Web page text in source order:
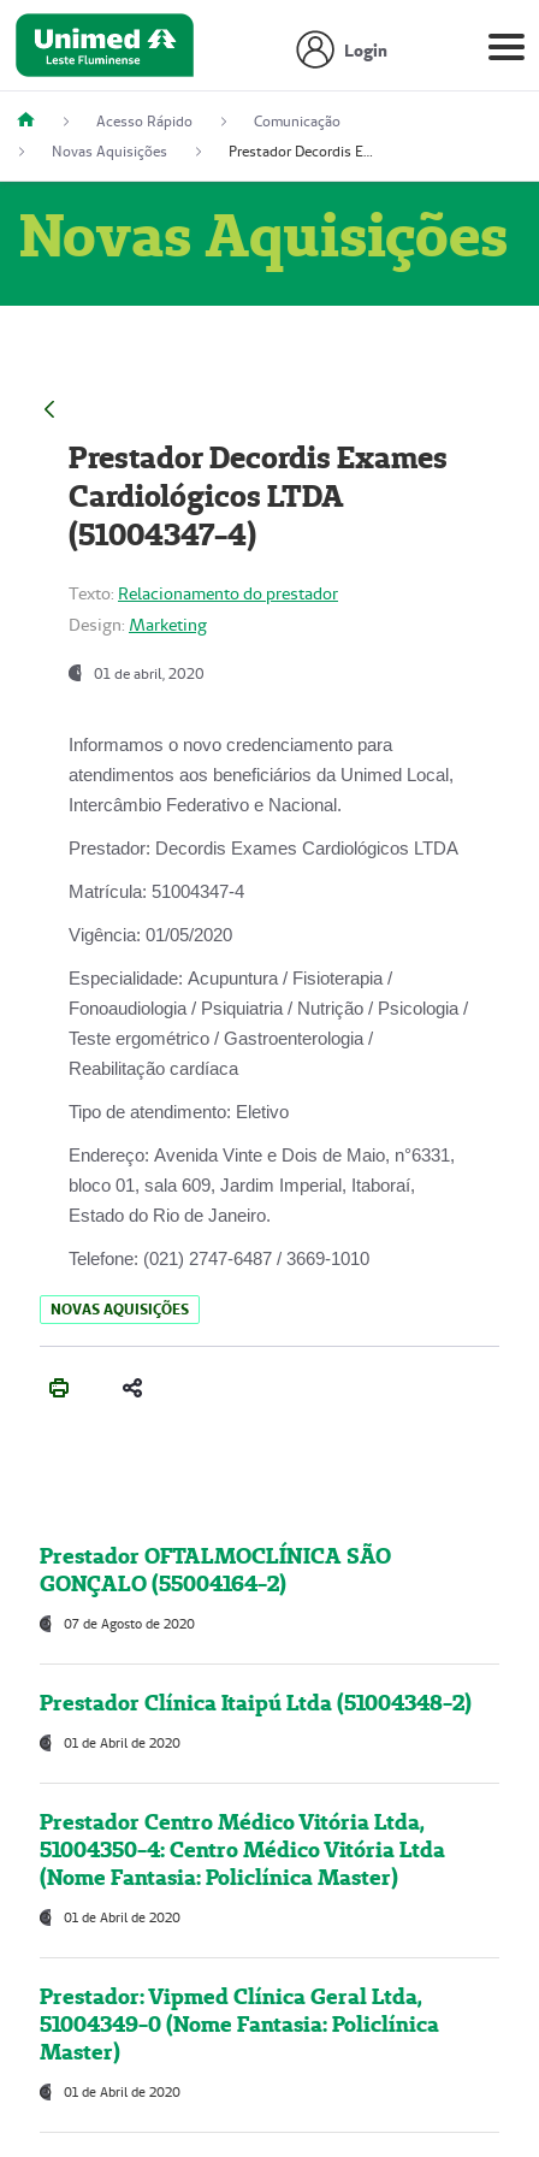
Login
Acesso Rápido
Comunicação
Novas Aquisições
Prestador Decordis Exames Cardiológicos LTDA (51004347-4)
Novas Aquisições
Prestador Decordis Exames
Cardiológicos LTDA
(51004347-4)
Texto: Relacionamento do prestador
Design: Marketing
01 de abril, 2020
Informamos o novo credenciamento para
atendimentos aos beneficiários da Unimed Local,
Intercâmbio Federativo e Nacional.
Prestador: Decordis Exames Cardiológicos LTDA
Matrícula: 51004347-4
Vigência: 01/05/2020
Especialidade: Acupuntura / Fisioterapia /
Fonoaudiologia / Psiquiatria / Nutrição / Psicologia /
Teste ergométrico / Gastroenterologia /
Reabilitação cardíaca
Tipo de atendimento: Eletivo
Endereço: Avenida Vinte e Dois de Maio, n°6331,
bloco 01, sala 609, Jardim Imperial, Itaboraí,
Estado do Rio de Janeiro.
Telefone: (021) 2747-6487 / 3669-1010
NOVAS AQUISIÇÕES
Prestador OFTALMOCLÍNICA SÃO
GONÇALO (55004164-2)
07 de Agosto de 2020
Prestador Clínica Itaipú Ltda (51004348-2)
01 de Abril de 2020
Prestador Centro Médico Vitória Ltda,
51004350-4: Centro Médico Vitória Ltda
(Nome Fantasia: Policlínica Master)
01 de Abril de 2020
Prestador: Vipmed Clínica Geral Ltda,
51004349-0 (Nome Fantasia: Policlínica
Master)
01 de Abril de 2020